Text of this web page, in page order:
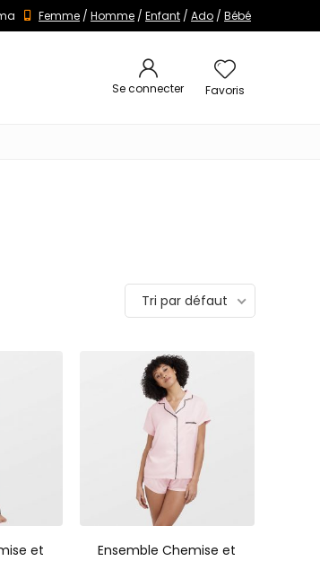
Femme / Homme / Enfant / Ado / Bébé
Se connecter Favoris
Tri par défaut
et
Ensemble Chemise et